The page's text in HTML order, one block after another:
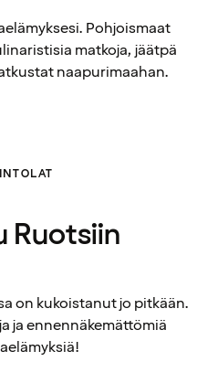
Pohjoismaat
matkoja, jäätpä
naapurimaahan.
Ruotsiin
on kukoistanut jo pitkään.
ja ennennäkemättömiä